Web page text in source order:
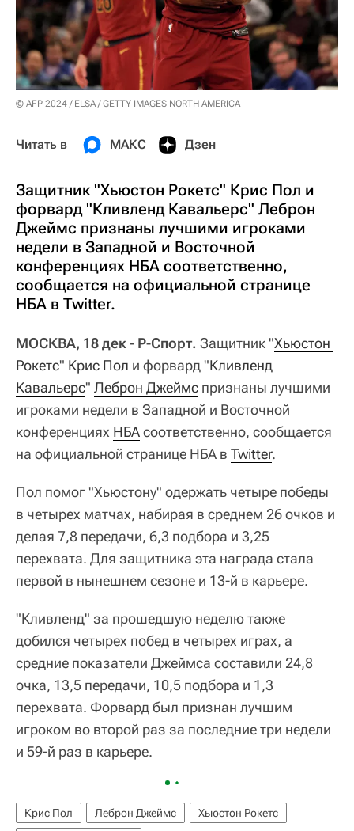
© AFP 2024 / ELSA / GETTY IMAGES NORTH AMERICA
Читать в МАКС Дзен
Защитник "Хьюстон Рокетс" Крис Пол и
форвард "Кливленд Кавальерс" Леброн
Джеймс признаны лучшими игроками
недели в Западной и Восточной
конференциях НБА соответственно,
сообщается на официальной странице
НБА в Twitter.
МОСКВА, 18 дек - Р-Спорт. Защитник "Хьюстон
Рокетс" Крис Пол и форвард "Кливленд
Кавальерс" Леброн Джеймс признаны лучшими
игроками недели в Западной и Восточной
конференциях НБАсоответственно, сообщается
на официальной странице НБА в Twitter.
Пол помог "Хьюстону" одержать четыре победы
в четырех матчах, набирая в среднем 26 очков и
делая 7,8 передачи, 6,3 подбора и 3,25
перехвата. Для защитника эта награда стала
первой в нынешнем сезоне и 13-й в карьере.
"Кливленд" за прошедшую неделю также
добился четырех побед в четырех играх, а
средние показатели Джеймса составили 24,8
очка, 13,5 передачи, 10,5 подбора и 1,3
перехвата. Форвард был признан лучшим
игроком во второй раз за последние три недели
и 59-й раз в карьере.
Крис Пол Леброн Джеймс
Хьюстон Рокетс